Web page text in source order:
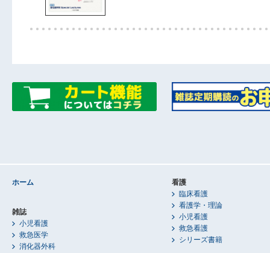
ホーム
雑誌
小児看護
救急医学
消化器外科
看護
臨床看護
看護学・理論
小児看護
救急看護
シリーズ書籍